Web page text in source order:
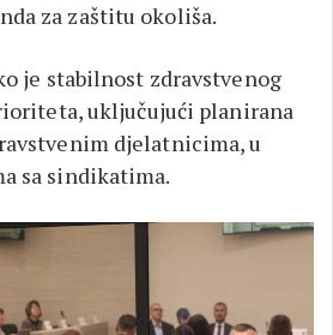
za zaštitu okoliša.
je stabilnost zdravstvenog
uključujući planirana
djelatnicima, u
sa sindikatima.